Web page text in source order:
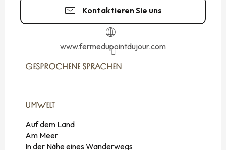
Kontaktieren Sie uns
www.fermedupointdujour.com
GESPROCHENE SPRACHEN
GESPROCHENE SPRACHEN
UMWELT
UMWELT
Auf dem Land
Am Meer
In der Nähe eines Wanderwegs